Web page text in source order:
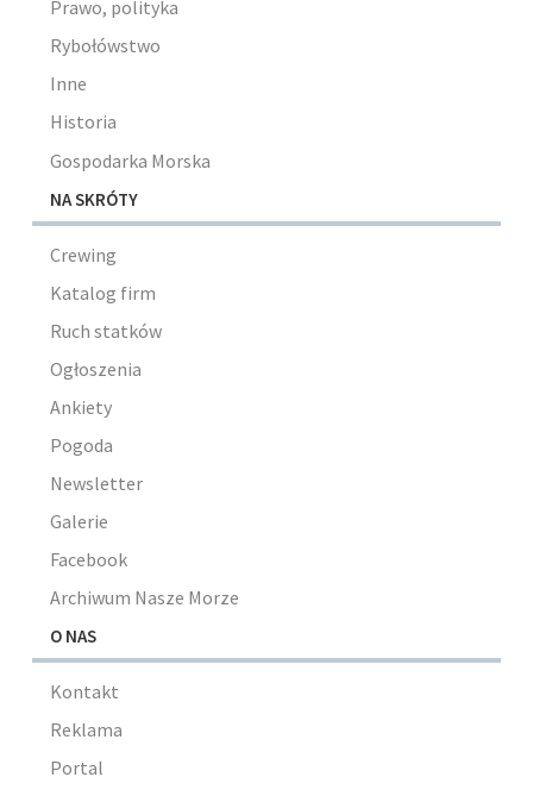
Prawo, polityka
Rybołówstwo
Inne
Historia
Gospodarka Morska
NA SKRÓTY
Crewing
Katalog firm
Ruch statków
Ogłoszenia
Ankiety
Pogoda
Newsletter
Galerie
Facebook
Archiwum Nasze Morze
O NAS
Kontakt
Reklama
Portal